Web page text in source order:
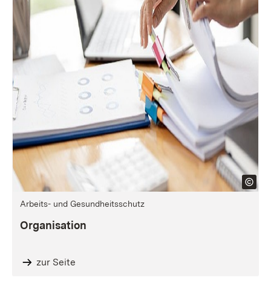
Arbeits- und Gesundheitsschutz
Organisation
zur Seite